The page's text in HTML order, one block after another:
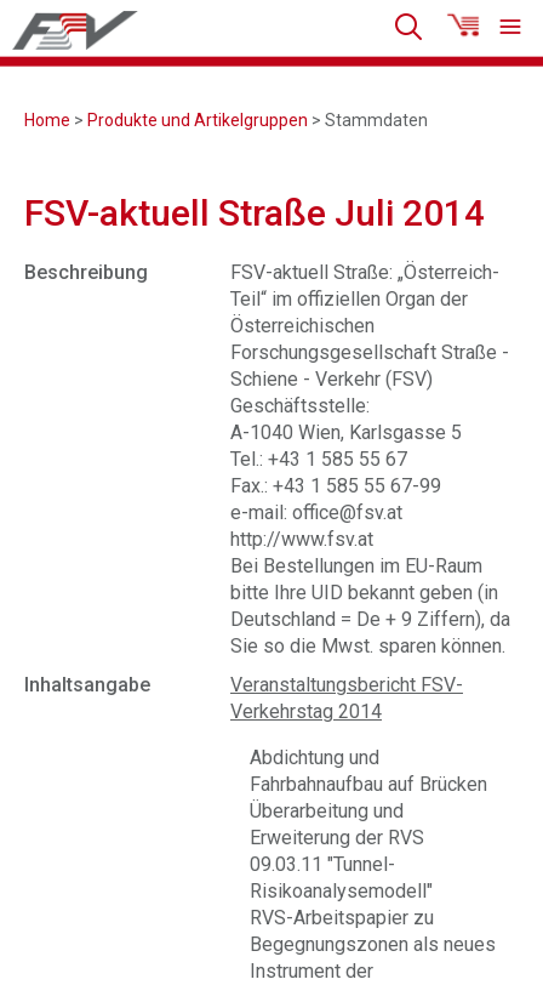
Home > Produkte und Artikelgruppen > Stammdaten
FSV-aktuell Straße Juli 2014
Beschreibung
FSV-aktuell Straße: „Österreich-
Teil“ im offiziellen Organ der
Österreichischen
Forschungsgesellschaft Straße -
Schiene - Verkehr (FSV)
Geschäftsstelle:
A-1040 Wien, Karlsgasse 5
Tel.: +43 1 585 55 67
Fax.: +43 1 585 55 67-99
e-mail: office@fsv.at
http://www.fsv.at
Bei Bestellungen im EU-Raum
bitte Ihre UID bekannt geben (in
Deutschland = De + 9 Ziffern), da
Sie so die Mwst. sparen können.
Inhaltsangabe
Veranstaltungsbericht FSV-
Verkehrstag 2014
Abdichtung und
Fahrbahnaufbau auf Brücken
Überarbeitung und
Erweiterung der RVS
09.03.11 "Tunnel-
Risikoanalysemodell"
RVS-Arbeitspapier zu
Begegnungszonen als neues
Instrument der